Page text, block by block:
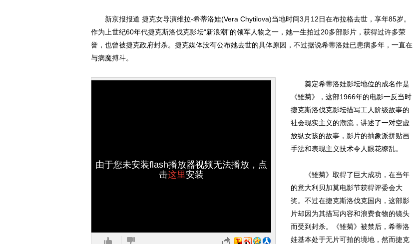
新京报报道 捷克女导演维拉-希蒂洛娃(Vera Chytilova)当地时间3月12日在布拉格去世，享年85岁。
作为上世纪60年代捷克斯洛伐克影坛“新浪潮”的领军人物之一，她一生拍过20多部影片，获得过许多荣
誉，也曾被捷克政府封杀。捷克媒体没有公布她去世的具体原因，不过据说希蒂洛娃已患病多年，一直在
与病魔搏斗。
由于您未安装flash播放器视频无法播放，点
击这里安装
奠定希蒂洛娃影坛地位的成名作是
《雏菊》，这部1966年的电影一反当时
捷克斯洛伐克影坛描写工人阶级故事的
社会现实主义的潮流，讲述了一对空虚
放纵女孩的故事，影片的抽象派拼贴画
手法和表现主义技术令人眼花缭乱。
《雏菊》取得了巨大成功，在当年
的意大利贝加莫电影节获得评委会大
奖。不过在捷克斯洛伐克国内，这部影
片却因为其描写内容和浪费食物的镜头
而受到封杀。《雏菊》被禁后，希蒂洛
娃基本处于无片可拍的境地，然而捷克